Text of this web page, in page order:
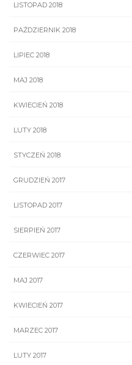
LISTOPAD 2018
PAŹDZIERNIK 2018
LIPIEC 2018
MAJ 2018
KWIECIEŃ 2018
LUTY 2018
STYCZEŃ 2018
GRUDZIEŃ 2017
LISTOPAD 2017
SIERPIEŃ 2017
CZERWIEC 2017
MAJ 2017
KWIECIEŃ 2017
MARZEC 2017
LUTY 2017